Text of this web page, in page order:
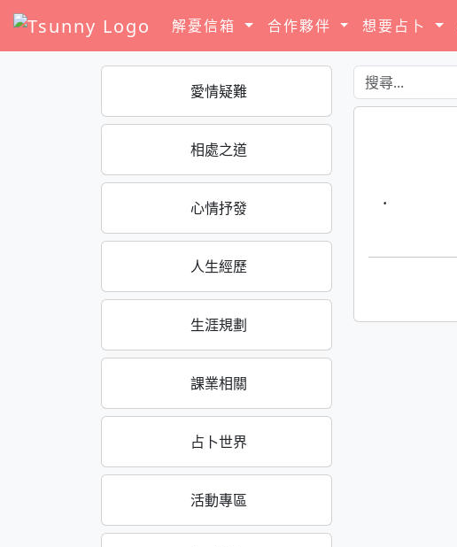
解憂信箱 合作夥伴 想要占卜
愛情疑難
相處之道
心情抒發
人生經歷
生涯規劃
課業相關
占卜世界
活動專區
·